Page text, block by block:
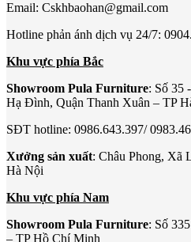
Email: Cskhbaohan@gmail.com
Hotline phản ánh dịch vụ 24/7:
Khu vực phía Bắc
Showroom Pula Furniture: Số 35
Hạ Đình, Quận Thanh Xuân – TP
SĐT hotline: 0986.643.397/
Xưởng sản xuất: Châu Phong, Xã
Hà Nội
Khu vực phía Nam
Showroom Pula Furniture: Số
– TP Hồ Chí Minh